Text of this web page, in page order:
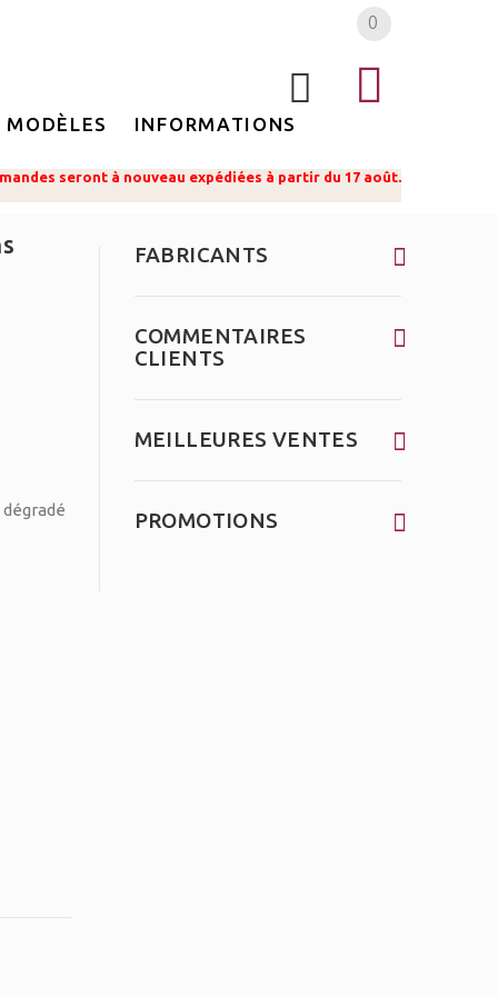
0
MODÈLES INFORMATIONS
seront à nouveau expédiées à partir du 17 août.
FABRICANTS
COMMENTAIRES
CLIENTS
MEILLEURES VENTES
PROMOTIONS